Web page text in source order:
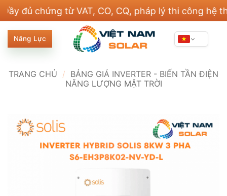
Bỏ
nội
dung
từ VAT, CO, CQ, pháp lý thi công hệ thống
Năng Lực
TRANG CHỦ / BẢNG GIÁ INVERTER - BIẾN TẦN ĐIỆN
NĂNG LƯỢNG MẶT TRỜI